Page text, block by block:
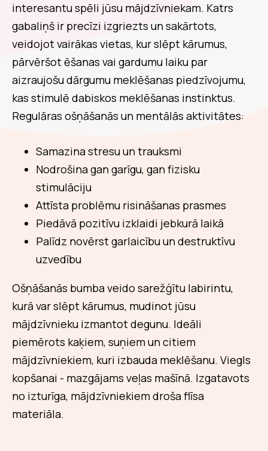
interesantu spēli jūsu mājdzīvniekam. Katrs
gabaliņš ir precīzi izgriezts un sakārtots,
veidojot vairākas vietas, kur slēpt kārumus,
pārvēršot ēšanas vai gardumu laiku par
aizraujošu dārgumu meklēšanas piedzīvojumu,
kas stimulē dabiskos meklēšanas instinktus.
Regulāras ošņāšanās un mentālās aktivitātes:
Samazina stresu un trauksmi
Nodrošina gan garīgu, gan fizisku
stimulāciju
Attīsta problēmu risināšanas prasmes
Piedāvā pozitīvu izklaidi jebkurā laikā
Palīdz novērst garlaicību un destruktīvu
uzvedību
Ošņāšanās bumba veido sarežģītu labirintu,
kurā var slēpt kārumus, mudinot jūsu
mājdzīvnieku izmantot degunu. Ideāli
piemērots kaķiem, suņiem un citiem
mājdzīvniekiem, kuri izbauda meklēšanu. Viegls
kopšanai - mazgājams veļas mašīnā. Izgatavots
no izturīga, mājdzīvniekiem droša flīsa
materiāla.